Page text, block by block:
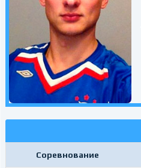
Соревнование